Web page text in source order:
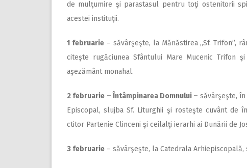
de mulţumire şi parastasul pentru toţi ostenitorii
acestei instituţii.
1 februarie– săvârşeşte, la Mănăstirea ,,Sf. Trifon”,
citeşte rugăciunea Sfântului Mare Mucenic Trifon
aşezământ monahal.
2 februarie – Întâmpinarea Domnului – săvârşeşte,
Episcopal, slujba Sf. Liturghii şi rosteşte cuvânt de
ctitor Partenie Clinceni şi ceilalţi ierarhi ai Dunării de
3 februarie – săvârşeşte, la Catedrala